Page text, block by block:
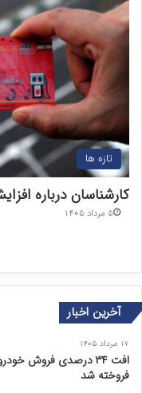
تازه ها
کارشناسان درباره
۵ مرداد ۱۴۰۵
آخرین اخبار
۱۷ مرداد ۱۴۰۵
فروخته شد